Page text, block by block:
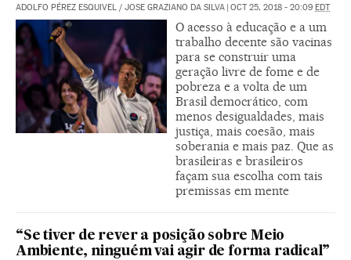
ADOLFO PÉREZ ESQUIVEL / JOSE GRAZIANO DA SILVA | OCT 25, 2018 - 20:09 EDT
O acesso à educação e a um
trabalho decente são vacinas
para se construir uma
geração livre de fome e de
pobreza e a volta de um
Brasil democrático, com
menos desigualdades, mais
justiça, mais coesão, mais
soberania e mais paz. Que as
brasileiras e brasileiros
façam sua escolha com tais
premissas em mente
“Se tiver de rever a posição sobre Meio
Ambiente, ninguém vai agir de forma radical”